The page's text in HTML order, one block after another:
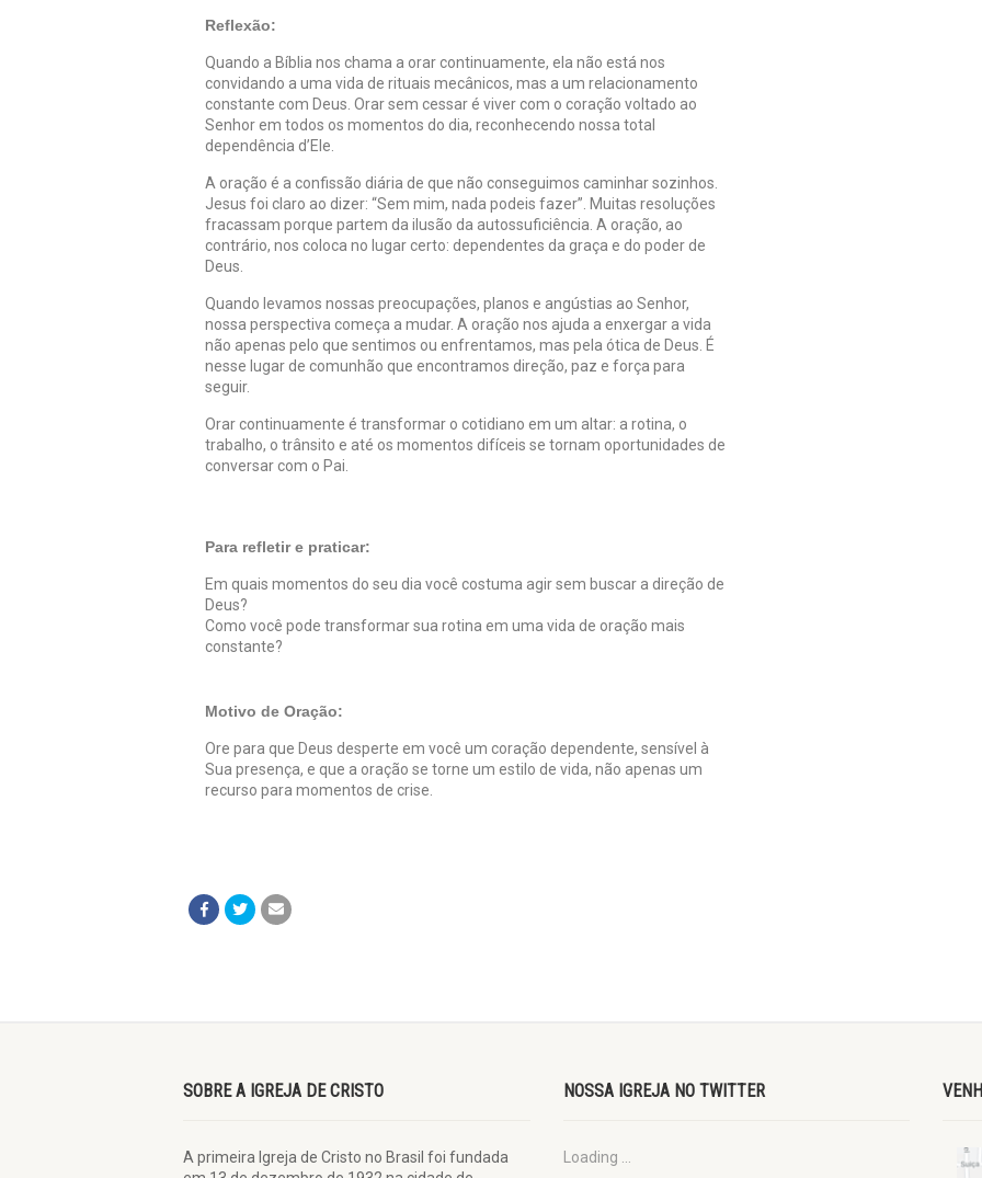
Reflexão:
Quando a Bíblia nos chama a orar continuamente, ela não está nos
convidando a uma vida de rituais mecânicos, mas a um relacionamento
constante com Deus. Orar sem cessar é viver com o coração voltado ao
Senhor em todos os momentos do dia, reconhecendo nossa total
dependência d’Ele.
A oração é a confissão diária de que não conseguimos caminhar sozinhos.
Jesus foi claro ao dizer: “Sem mim, nada podeis fazer”. Muitas resoluções
fracassam porque partem da ilusão da autossuficiência. A oração, ao
contrário, nos coloca no lugar certo: dependentes da graça e do poder de
Deus.
Quando levamos nossas preocupações, planos e angústias ao Senhor,
nossa perspectiva começa a mudar. A oração nos ajuda a enxergar a vida
não apenas pelo que sentimos ou enfrentamos, mas pela ótica de Deus. É
nesse lugar de comunhão que encontramos direção, paz e força para
seguir.
Orar continuamente é transformar o cotidiano em um altar: a rotina, o
trabalho, o trânsito e até os momentos difíceis se tornam oportunidades de
conversar com o Pai.
Para refletir e praticar:
Em quais momentos do seu dia você costuma agir sem buscar a direção de
Deus?
Como você pode transformar sua rotina em uma vida de oração mais
constante?
Motivo de Oração:
Ore para que Deus desperte em você um coração dependente, sensível à
Sua presença, e que a oração se torne um estilo de vida, não apenas um
recurso para momentos de crise.
SOBRE A IGREJA DE CRISTO
A primeira Igreja de Cristo no Brasil foi fundada
NOSSA IGREJA NO TWITTER
Loading ...